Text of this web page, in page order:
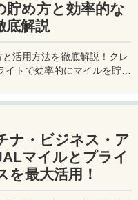
め方と効率的な
底解説
活用方法を徹底解説！クレ
イトで効率的にマイルを貯
ナ・ビジネス・ア
マイルとプライ
を最大活用！